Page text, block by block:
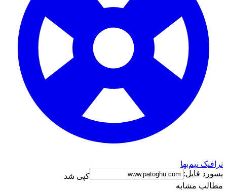
نیم‌بها
فایل:
کپی شد
مشابه